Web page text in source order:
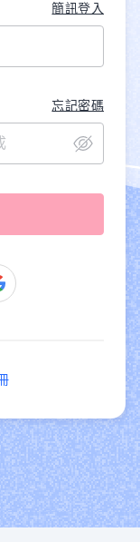
簡訊登入
忘記密碼